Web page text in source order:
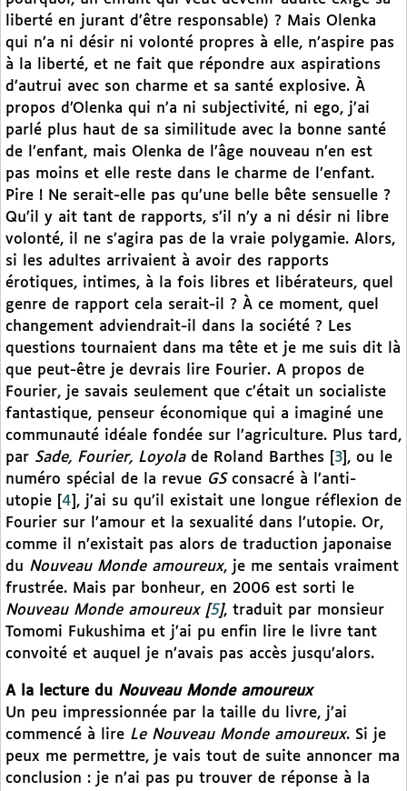
liberté en jurant d’être responsable) ? Mais Olenka
qui n’a ni désir ni volonté propres à elle, n’aspire pas
à la liberté, et ne fait que répondre aux aspirations
d’autrui avec son charme et sa santé explosive. À
propos d’Olenka qui n’a ni subjectivité, ni ego, j’ai
parlé plus haut de sa similitude avec la bonne santé
de l’enfant, mais Olenka de l’âge nouveau n’en est
pas moins et elle reste dans le charme de l’enfant.
Pire ! Ne serait-elle pas qu’une belle bête sensuelle ?
Qu’il y ait tant de rapports, s’il n’y a ni désir ni libre
volonté, il ne s’agira pas de la vraie polygamie. Alors,
si les adultes arrivaient à avoir des rapports
érotiques, intimes, à la fois libres et libérateurs, quel
genre de rapport cela serait-il ? À ce moment, quel
changement adviendrait-il dans la société ? Les
questions tournaient dans ma tête et je me suis dit là
que peut-être je devrais lire Fourier. A propos de
Fourier, je savais seulement que c’était un socialiste
fantastique, penseur économique qui a imaginé une
communauté idéale fondée sur l’agriculture. Plus tard,
par Sade, Fourier, Loyola de Roland Barthes 3 , ou le
numéro spécial de la revue GS consacré à l’anti-
utopie
4 , j’ai su qu’il existait une longue réflexion de
Fourier sur l’amour et la sexualité dans l’utopie. Or,
comme il n’existait pas alors de traduction japonaise
du Nouveau Monde amoureux, je me sentais vraiment
frustrée. Mais par bonheur, en 2006 est sorti le
Nouveau Monde amoureux[5], traduit par monsieur
Tomomi Fukushima et j’ai pu enfin lire le livre tant
convoité et auquel je n’avais pas accès jusqu’alors.
A la lecture du Nouveau Monde amoureux
Un peu impressionnée par la taille du livre, j’ai
commencé à lire Le Nouveau Monde amoureux. Si je
peux me permettre, je vais tout de suite annoncer ma
conclusion : je n’ai pas pu trouver de réponse à la